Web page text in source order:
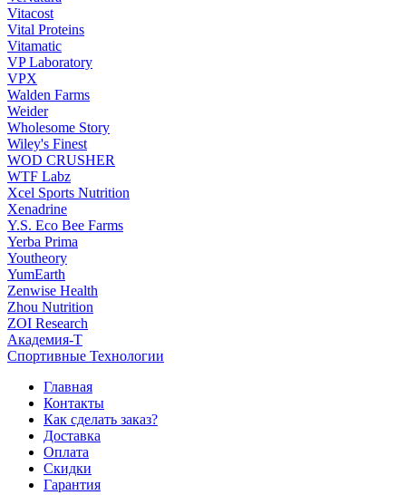
Vitacost
Vital Proteins
Vitamatic
VP Laboratory
VPX
Walden Farms
Weider
Wholesome Story
Wiley's Finest
WOD CRUSHER
WTF Labz
Xcel Sports Nutrition
Xenadrine
Y.S. Eco Bee Farms
Yerba Prima
Youtheory
YumEarth
Zenwise Health
Zhou Nutrition
ZOI Research
Академия-Т
Спортивные Технологии
Главная
Контакты
Как сделать заказ?
Доставка
Оплата
Скидки
Гарантия